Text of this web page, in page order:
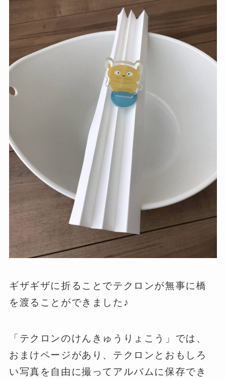
ギザギザに折ることでテクロンが無事に橋
を渡ることができました♪
「テクロンのけんきゅうりょこう」では、
おまけページがあり、テクロンとおもしろ
い写真を自由に撮ってアルバムに保存でき